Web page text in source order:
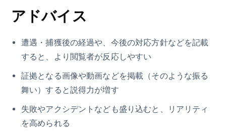
アドバイス
遭遇・捕獲後の経過や、今後の対応方針などを記載
すると、より閲覧者が反応しやすい
証拠となる画像や動画などを掲載（そのような振る
舞い）すると説得力が増す
失敗やアクシデントなども盛り込むと、リアリティ
を高められる